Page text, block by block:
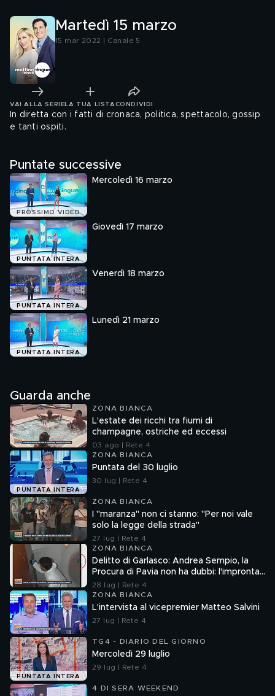
Martedì 15 marzo
15 mar 2022 | Canale 5
VAI ALLA SERIE LA TUA LISTA CONDIVIDI
In diretta con i fatti di cronaca, politica, spettacolo, gossip
e tanti ospiti.
Puntate successive
PROSSIMO VIDEO
Mercoledì 16 marzo
PUNTATA INTERA
Giovedì 17 marzo
PUNTATA INTERA
Venerdì 18 marzo
PUNTATA INTERA
Lunedì 21 marzo
Guarda anche
ZONA BIANCA
L'estate dei ricchi tra fiumi di
champagne, ostriche ed eccessi
03 ago | Rete 4
PUNTATA INTERA
ZONA BIANCA
Puntata del 30 luglio
30 lug | Rete 4
ZONA BIANCA
I "maranza" non ci stanno: "Per noi vale
solo la legge della strada"
27 lug | Rete 4
ZONA BIANCA
Delitto di Garlasco: Andrea Sempio, la
Procura di Pavia non ha dubbi: l'impronta
33 è la pistola fumante
28 lug | Rete 4
ZONA BIANCA
L'intervista al vicepremier Matteo Salvini
27 lug | Rete 4
PUNTATA INTERA
TG4 - DIARIO DEL GIORNO
Mercoledì 29 luglio
29 lug | Rete 4
4 DI SERA WEEKEND